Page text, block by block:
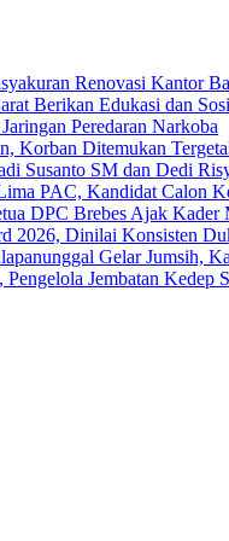
Renovasi Kantor
Berikan Edukasi dan
Peredaran Narkoba
Korban Ditemukan
Susanto SM dan Dedi
PAC, Kandidat Calon
DPC Brebes Ajak
2026, Dinilai Konsisten
Gelar Jumsih,
Jembatan Kedep